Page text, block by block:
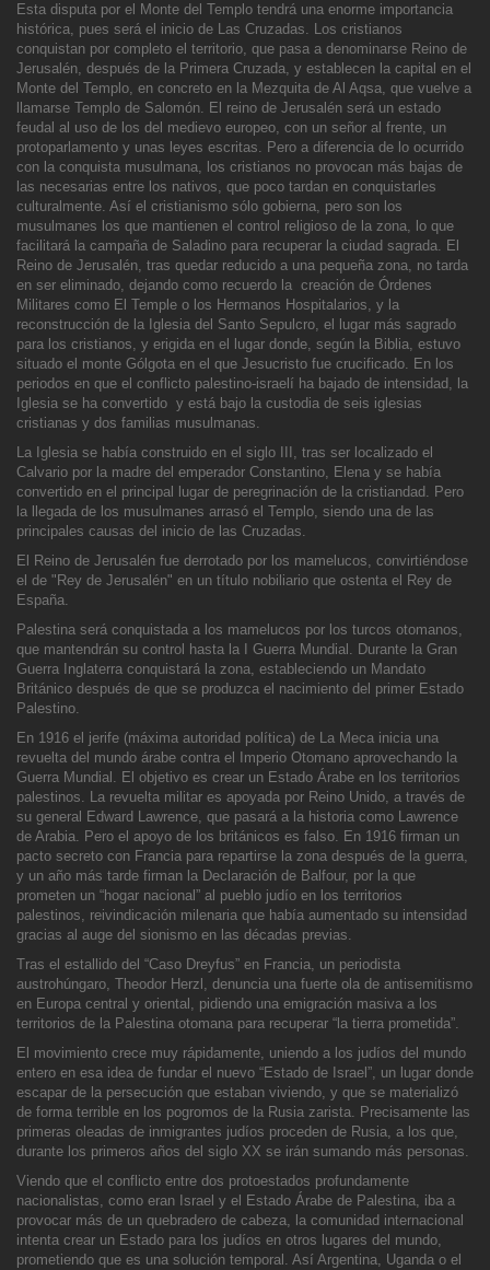
Esta disputa por el Monte del Templo tendrá una enorme importancia
histórica, pues será el inicio de Las Cruzadas. Los cristianos
conquistan por completo el territorio, que pasa a denominarse Reino de
Jerusalén, después de la Primera Cruzada, y establecen la capital en el
Monte del Templo, en concreto en la Mezquita de Al Aqsa, que vuelve a
llamarse Templo de Salomón. El reino de Jerusalén será un estado
feudal al uso de los del medievo europeo, con un señor al frente, un
protoparlamento y unas leyes escritas. Pero a diferencia de lo ocurrido
con la conquista musulmana, los cristianos no provocan más bajas de
las necesarias entre los nativos, que poco tardan en conquistarles
culturalmente. Así el cristianismo sólo gobierna, pero son los
musulmanes los que mantienen el control religioso de la zona, lo que
facilitará la campaña de Saladino para recuperar la ciudad sagrada. El
Reino de Jerusalén, tras quedar reducido a una pequeña zona, no tarda
en ser eliminado, dejando como recuerdo la creación de Órdenes
Militares como El Temple o los Hermanos Hospitalarios, y la
reconstrucción de la Iglesia del Santo Sepulcro, el lugar más sagrado
para los cristianos, y erigida en el lugar donde, según la Biblia, estuvo
situado el monte Gólgota en el que Jesucristo fue crucificado. En los
periodos en que el conflicto palestino-israelí ha bajado de intensidad, la
Iglesia se ha convertido y está bajo la custodia de seis iglesias
cristianas y dos familias musulmanas.
La Iglesia se había construido en el siglo III, tras ser localizado el
Calvario por la madre del emperador Constantino, Elena y se había
convertido en el principal lugar de peregrinación de la cristiandad. Pero
la llegada de los musulmanes arrasó el Templo, siendo una de las
principales causas del inicio de las Cruzadas.
El Reino de Jerusalén fue derrotado por los mamelucos, convirtiéndose
el de "Rey de Jerusalén" en un título nobiliario que ostenta el Rey de
España.
Palestina será conquistada a los mamelucos por los turcos otomanos,
que mantendrán su control hasta la I Guerra Mundial. Durante la Gran
Guerra Inglaterra conquistará la zona, estableciendo un Mandato
Británico después de que se produzca el nacimiento del primer Estado
Palestino.
En 1916 el jerife (máxima autoridad política) de La Meca inicia una
revuelta del mundo árabe contra el Imperio Otomano aprovechando la
Guerra Mundial. El objetivo es crear un Estado Árabe en los territorios
palestinos. La revuelta militar es apoyada por Reino Unido, a través de
su general Edward Lawrence, que pasará a la historia como Lawrence
de Arabia. Pero el apoyo de los británicos es falso. En 1916 firman un
pacto secreto con Francia para repartirse la zona después de la guerra,
y un año más tarde firman la Declaración de Balfour, por la que
prometen un “hogar nacional” al pueblo judío en los territorios
palestinos, reivindicación milenaria que había aumentado su intensidad
gracias al auge del sionismo en las décadas previas.
Tras el estallido del “Caso Dreyfus” en Francia, un periodista
austrohúngaro, Theodor Herzl, denuncia una fuerte ola de antisemitismo
en Europa central y oriental, pidiendo una emigración masiva a los
territorios de la Palestina otomana para recuperar “la tierra prometida”.
El movimiento crece muy rápidamente, uniendo a los judíos del mundo
entero en esa idea de fundar el nuevo “Estado de Israel”, un lugar donde
escapar de la persecución que estaban viviendo, y que se materializó
de forma terrible en los pogromos de la Rusia zarista. Precisamente las
primeras oleadas de inmigrantes judíos proceden de Rusia, a los que,
durante los primeros años del siglo XX se irán sumando más personas.
Viendo que el conflicto entre dos protoestados profundamente
nacionalistas, como eran Israel y el Estado Árabe de Palestina, iba a
provocar más de un quebradero de cabeza, la comunidad internacional
intenta crear un Estado para los judíos en otros lugares del mundo,
prometiendo que es una solución temporal. Así Argentina, Uganda o el